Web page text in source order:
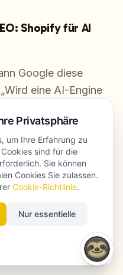
Shopify für AI
Google diese
eine AI-Engine
technische Signale
Attribute,
Privatsphäre
um Ihre Erfahrung zu
sind für die
Sie können
Cookies Sie zulassen.
Cookie-Richtlinie.
Nur essentielle